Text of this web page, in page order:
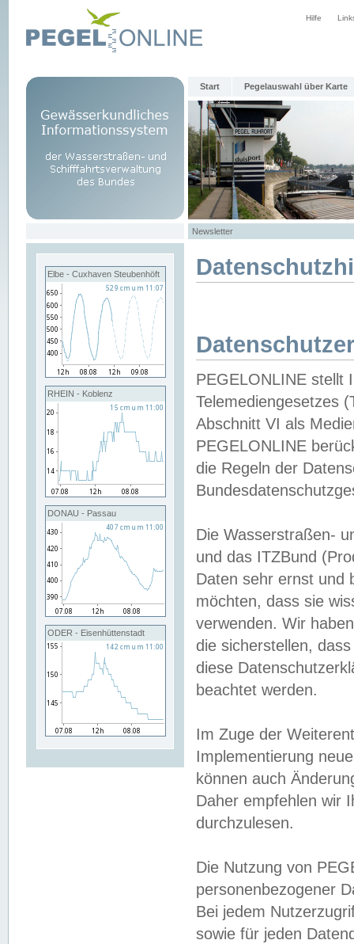
Hilfe
Start Pegelauswahl über Karte
Newsletter
Elbe - Cuxhaven Steubenhöft
RHEIN - Koblenz
DONAU - Passau
ODER - Eisenhüttenstadt
PEGELONLINE stellt
Telemediengesetzes
Abschnitt VI als
PEGELONLINE
die Regeln der
Die Wasserstraßen-
und das ITZBund
Daten sehr ernst und
möchten, dass sie
verwenden. Wir
die sicherstellen,
diese
beachtet werden.
Im Zuge der
Implementierung
können auch
Daher empfehlen wir
durchzulesen.
Die Nutzung von
personenbezogener
Bei jedem
sowie für jeden